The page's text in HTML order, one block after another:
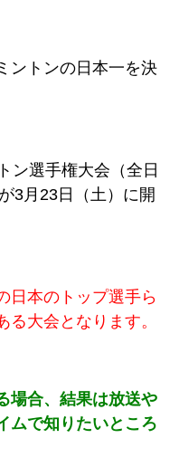
ントンの日本一を決
ン選手権大会（全日
3月23日（土）に開
日本のトップ選手ら
る大会となります。
場合、結果は放送や
ムで知りたいところ